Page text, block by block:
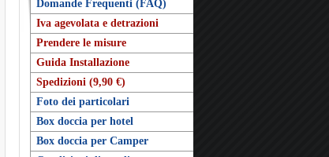
Domande Frequenti (FAQ)
Iva agevolata e detrazioni
Prendere le misure
Guida Installazione
Spedizioni (9,90 €)
Foto dei particolari
Box doccia per hotel
Box doccia per Camper